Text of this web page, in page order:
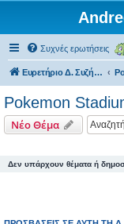
Συχνές ερωτήσεις
Ευρετήριο Δ. Συζήτησης
Pokemon
Νέο Θέμα
Δεν υπάρχουν θέματα ή